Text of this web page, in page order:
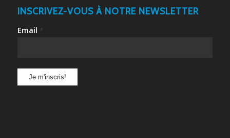
INSCRIVEZ-VOUS À NOTRE NEWSLETTER
Email *